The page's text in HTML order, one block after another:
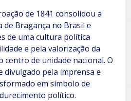
de 1841 consolidou a
de Bragança no Brasil e
de uma cultura política
e pela valorização da
centro de unidade nacional. O
divulgado pela imprensa e
em símbolo de
político.